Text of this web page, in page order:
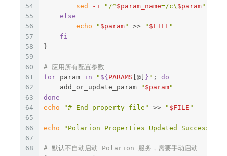
54
55
56
57
58
59
60
61
62
63
64
65
66
67
68
sed
-i "/^$param_name=/c\ $param"
else
echo
" $param" >> " $FILE "
fi
}
# 应用所有配置参数
for param in " ${ PARAMS [@] } " ;
do
add_or_update_param
" $param"
echo
"# End property file" >> " $FILE "
echo "Polarion Properties Updated
# 默认不自动启动 Polarion 服务，需要手动启动